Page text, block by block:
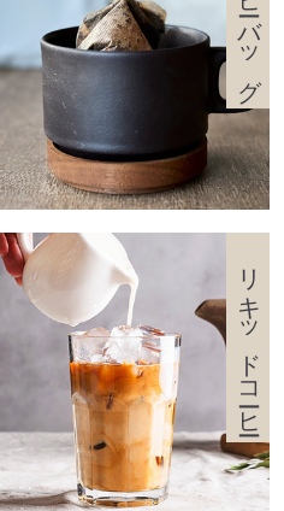
リキッドコーヒー